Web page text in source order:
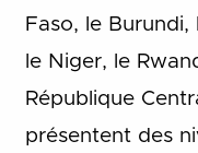
Faso, le Burundi,
le Niger, le
République
présentent des